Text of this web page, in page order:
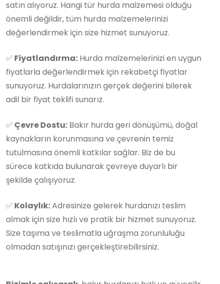
satın alıyoruz. Hangi tür hurda malzemesi olduğu
önemli değildir, tüm hurda malzemelerinizi
değerlendirmek için size hizmet sunuyoruz.
✅ Fiyatlandırma: Hurda malzemelerinizi en uygun
fiyatlarla değerlendirmek için rekabetçi fiyatlar
sunuyoruz. Hurdalarınızın gerçek değerini bilerek
adil bir fiyat teklifi sunarız.
✅ Çevre Dostu: Bakır hurda geri dönüşümü, doğal
kaynakların korunmasına ve çevrenin temiz
tutulmasına önemli katkılar sağlar. Biz de bu
sürece katkıda bulunarak çevreye duyarlı bir
şekilde çalışıyoruz.
✅ Kolaylık:Adresinize gelerek hurdanızı teslim
almak için size hızlı ve pratik bir hizmet sunuyoruz.
Size taşıma ve teslimatla uğraşma zorunluluğu
olmadan satışınızı gerçekleştirebilirsiniz.